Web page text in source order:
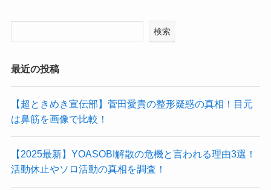
検索
最近の投稿
【超ときめき宣伝部】菅田愛貴の整形疑惑の真相！目元
は鼻筋を画像で比較！
【2025最新】YOASOBI解散の危機と言われる理由3選！
活動休止やソロ活動の真相を調査！